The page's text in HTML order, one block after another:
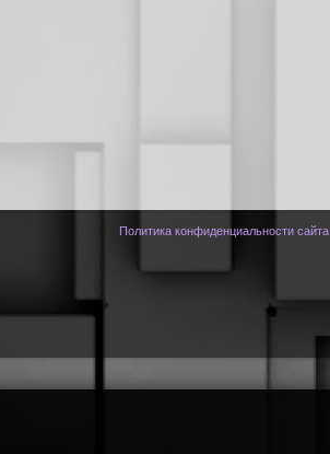
Политика конфиденциальности сайта